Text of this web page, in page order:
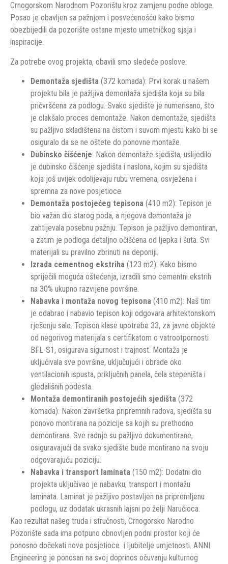
Crnogorskom Narodnom Pozorištu kroz zamjenu podne obloge.
Posao je obavljen sa pažnjom i posvećenošću kako bismo
obezbijedili da pozorište ostane mjesto umetničkog sjaja i
inspiracije.
Za potrebe ovog projekta, obavili smo sledeće poslove:
Demontaža sjedišta (372 komada): Prvi korak u našem
projektu bila je pažljiva demontaža sjedišta koja su bila
pričvršćena za podlogu. Svako sjedište je numerisano, što
je olakšalo proces demontaže. Nakon demontaže, sjedišta
su pažljivo skladištena na čistom i suvom mjestu kako bi se
osiguralo da se ne oštete do ponovne montaže.
Dubinsko čišćenje: Nakon demontaže sjedišta, uslijedilo
je dubinsko čišćenje sjedišta i naslona, kojim su sjedišta
koja još uvijek odolijevaju rubu vremena, osvježena i
spremna za nove posjetioce.
Demontaža postojećeg tepisona (410 m2): Tepison je
bio važan dio starog poda, a njegova demontaža je
zahtijevala posebnu pažnju. Tepison je pažljivo demontiran,
a zatim je podloga detaljno očišćena od ljepka i šuta. Svi
materijali su pravilno zbrinuti na deponiji.
Izrada cementnog ekstriha (123 m2): Kako bismo
spriječili moguća oštećenja, izradili smo cementni ekstrih
na 30% ukupno razvijene površine.
Nabavka i montaža novog tepisona (410 m2): Naš tim
je odabrao i nabavio tepison koji odgovara arhitektonskom
rješenju sale. Tepison klase upotrebe 33, za javne objekte
od negorivog materijala s certifikatom o vatrootpornosti
BFL-S1, osigurava sigurnost i trajnost. Montaža je
uključivala sve površine, uključujući i obrade oko
ventilacionih ispusta, priključnih panela, čela stepeništa i
gledališnih podesta.
Montaža demontiranih postojećih sjedišta (372
komada): Nakon završetka pripremnih radova, sjedišta su
ponovo montirana na pozicije sa kojih su prethodno
demontirana. Sve radnje su pažljivo dokumentirane,
osiguravajući da svako sjedište bude montirano na svoju
odgovarajuću poziciju.
Nabavka i transport laminata (150 m2): Dodatni dio
projekta uključivao je nabavku, transport i montažu
laminata. Laminat je pažljivo postavljen na pripremljenu
podlogu, uz dodatak ukrasnih lajsni po želji Naručioca.
Kao rezultat našeg truda i stručnosti, Crnogorsko Narodno
Pozorište sada ima potpuno obnovljen podni prostor koji će
ponosno dočekati nove posjetioce i ljubitelje umjetnosti. ANNI
Engineering je ponosan na svoj doprinos očuvanju kulturnog